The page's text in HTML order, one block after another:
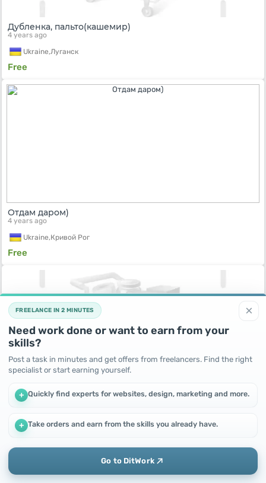
Дубленка, пальто(кашемир)
4 years ago
Ukraine,Луганск
Free
Отдам даром)
4 years ago
Ukraine,Кривой Рог
Free
Приму в подарок
Ukraine,Одесса
×
FREELANCE IN 2 MINUTES
Need work done or want to earn from your
skills?
Post a task in minutes and get offers from freelancers. Find the right
specialist or start earning yourself.
+ Quickly find experts for websites, design, marketing and more.
+ Take orders and earn from the skills you already have.
Go to DitWork
We use cookies to improve performance and make the site
Add Home Messages Profile